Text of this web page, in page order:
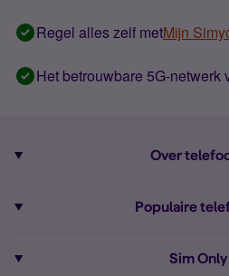
Regel alles zelf metMijn
Het betrouwbare 5G-netwerk
Over
Alle telefoons
Populaire
Sim Only